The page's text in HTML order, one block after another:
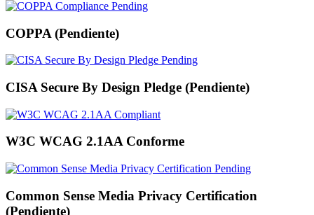
COPPA (Pendiente)
CISA Secure By Design Pledge (Pendiente)
W3C WCAG 2.1AA Conforme
Common Sense Media Privacy Certification
(Pendiente)